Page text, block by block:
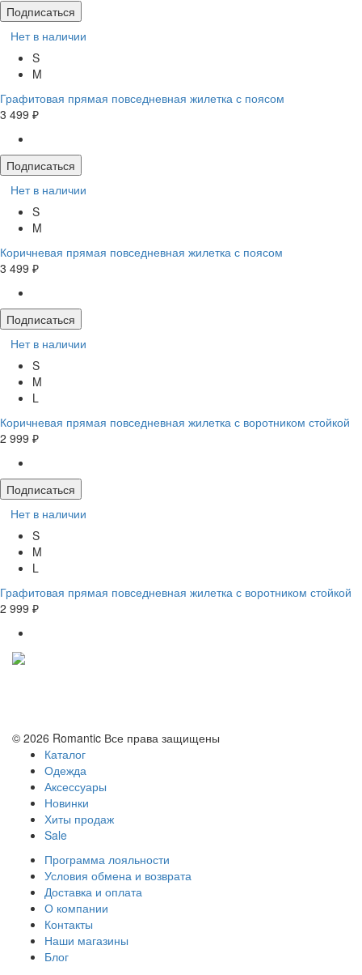
Подписаться
Нет в наличии
S
M
Графитовая прямая повседневная жилетка с поясом
3 499 ₽
Подписаться
Нет в наличии
S
M
Коричневая прямая повседневная жилетка с поясом
3 499 ₽
Подписаться
Нет в наличии
S
M
L
Коричневая прямая повседневная жилетка с воротником стойкой
2 999 ₽
Подписаться
Нет в наличии
S
M
L
Графитовая прямая повседневная жилетка с воротником стойкой
2 999 ₽
© 2026 Romantic Все права защищены
Каталог
Одежда
Аксессуары
Новинки
Хиты продаж
Sale
Программа лояльности
Условия обмена и возврата
Доставка и оплата
О компании
Контакты
Наши магазины
Блог